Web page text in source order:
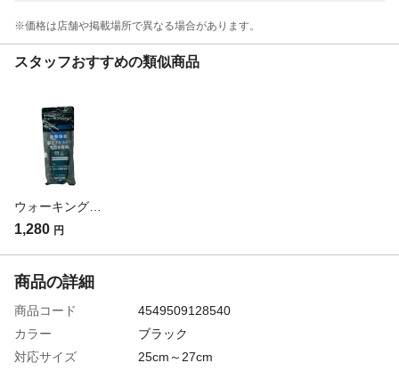
※価格は​店舗や​掲載場所で​異なる​場合が​あります。
スタッフおすすめの類似商品
1,280 円
商品の詳細
商品コード
4549509128540
カラー
ブラック
対応サイズ
25cm～27cm